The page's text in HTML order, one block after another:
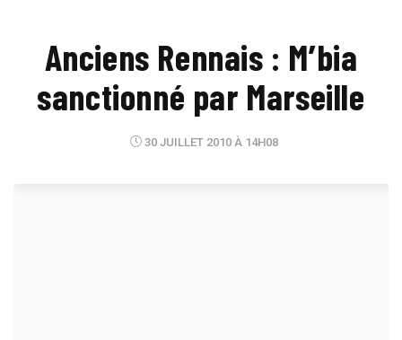
Anciens Rennais : M’bia
sanctionné par Marseille
30 JUILLET 2010 À 14H08